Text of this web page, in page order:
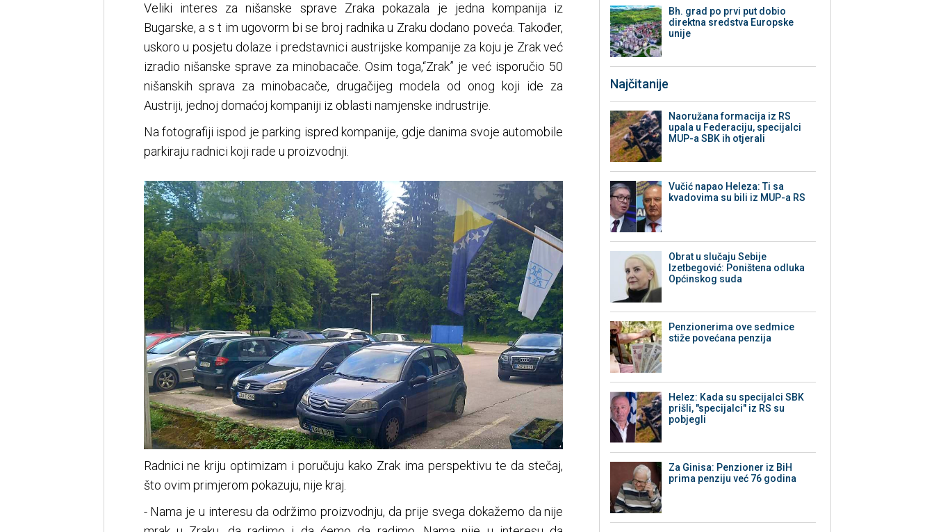
Veliki interes za nišanske sprave Zraka pokazala je jedna kompanija iz
Bugarske, a s t im ugovorm bi se broj radnika u Zraku dodano poveća. Također,
uskoro u posjetu dolaze i predstavnici austrijske kompanije za koju je Zrak već
izradio nišanske sprave za minobacače. Osim toga,“Zrak” je već isporučio 50
nišanskih sprava za minobacače, drugačijeg modela od onog koji ide za
Austriji, jednoj domaćoj kompaniji iz oblasti namjenske indrustrije.
Na fotografiji ispod je parking ispred kompanije, gdje danima svoje automobile
parkiraju radnici koji rade u proizvodnji.
Radnici ne kriju optimizam i poručuju kako Zrak ima perspektivu te da stečaj,
što ovim primjerom pokazuju, nije kraj.
- Nama je u interesu da održimo proizvodnju, da prije svega dokažemo da nije
Bh. grad po prvi put dobio
direktna sredstva Europske
unije
Najčitanije
Naoružana formacija iz RS
upala u Federaciju, specijalci
MUP-a SBK ih otjerali
Vučić napao Heleza: Ti sa
kvadovima su bili iz MUP-a RS
Obrat u slučaju Sebije
Izetbegović: Poništena odluka
Općinskog suda
Penzionerima ove sedmice
stiže povećana penzija
Helez: Kada su specijalci SBK
prišli, "specijalci" iz RS su
pobjegli
Za Ginisa: Penzioner iz BiH
prima penziju već 76 godina